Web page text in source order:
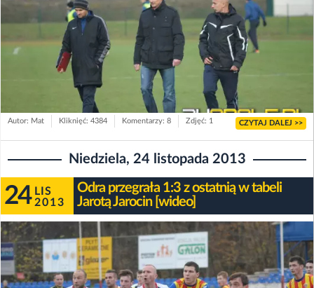
Autor: Mat Kliknięć: 4384 Komentarzy: 8 Zdjęć: 1 CZYTAJ DALEJ >>
Niedziela, 24 listopada 2013
24 LIS
2013
Odra przegrała 1:3 z ostatnią w tabeli
Jarotą Jarocin [wideo]